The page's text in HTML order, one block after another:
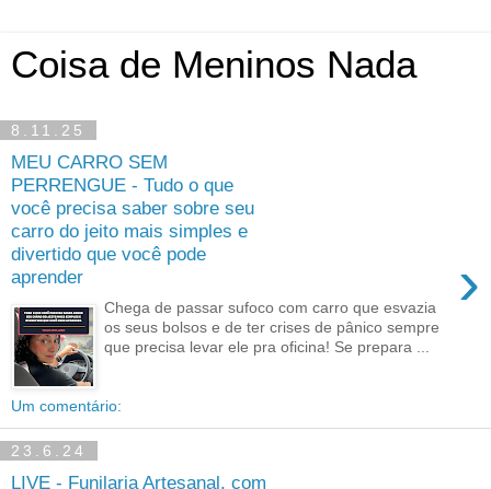
Coisa de Meninos Nada
8.11.25
MEU CARRO SEM
PERRENGUE - Tudo o que
você precisa saber sobre seu
carro do jeito mais simples e
divertido que você pode
aprender
›
Chega de passar sufoco com carro que esvazia
os seus bolsos e de ter crises de pânico sempre
que precisa levar ele pra oficina! Se prepara ...
Um comentário:
23.6.24
LIVE - Funilaria Artesanal, com